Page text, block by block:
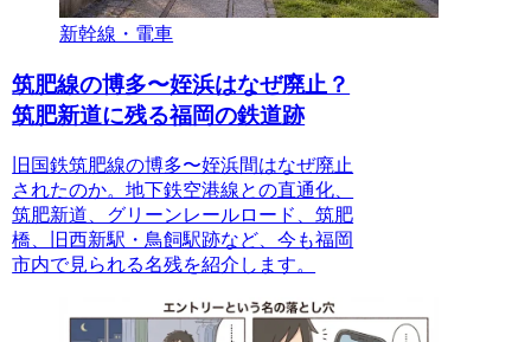
新幹線・電車
筑肥線の博多〜姪浜はなぜ廃止？
筑肥新道に残る福岡の鉄道跡
旧国鉄筑肥線の博多〜姪浜間はなぜ廃止
されたのか。地下鉄空港線との直通化、
筑肥新道、グリーンレールロード、筑肥
橋、旧西新駅・鳥飼駅跡など、今も福岡
市内で見られる名残を紹介します。